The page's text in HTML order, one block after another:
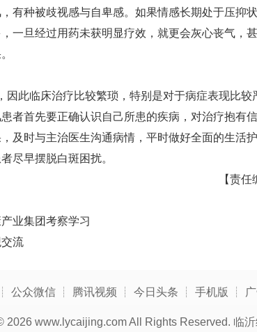
有种被歧视感与自卑感。如果情感长期处于压抑
一旦经过用药未获明显疗效，就更会灰心丧气，
此临床治疗比较繁琐，特别是对于病症表现比较
者首先要正确认识自己所患的疾病，对治疗抱有
及时与主治医生沟通病情，平时做好全面的生活
尽早摆脱白斑困扰。
【责任
业集团考察学习
流
┊ 公众微信 ┊ 腾讯视频 ┊ 今日头条 ┊ 手机版 ┊
2026 www.lycaijing.com All Rights Reserved. 临